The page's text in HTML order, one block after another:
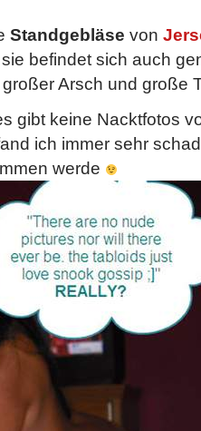
Standgebläse von
befindet sich auch
Arsch und große
gibt keine Nacktfotos
ich immer sehr
werde